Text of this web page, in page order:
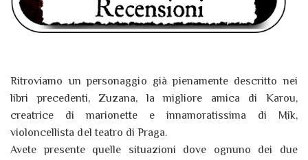
Ritroviamo un personaggio già pienamente descritto nei
libri precedenti, Zuzana, la migliore amica di Karou,
creatrice di marionette e innamoratissima di Mik,
violoncellista del teatro di Praga.
Avete presente quelle situazioni dove ognuno dei due